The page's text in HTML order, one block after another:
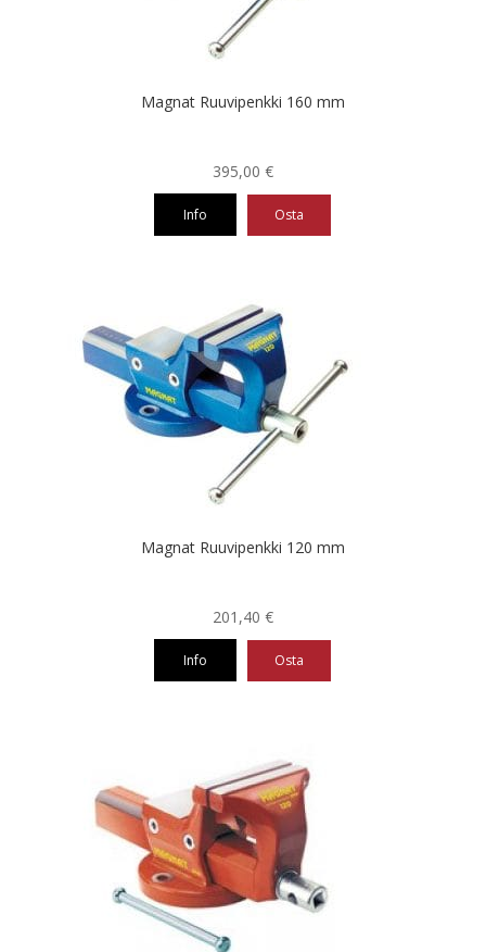
Magnat Ruuvipenkki 160 mm
395,00 €
Info Osta
Magnat Ruuvipenkki 120 mm
201,40 €
Info Osta